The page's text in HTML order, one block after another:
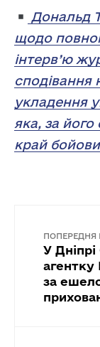
Дональд
щодо
інтерв’ю
сподівання
укладення
яка, за
край
ПОПЕРЕДНЯ
У
за